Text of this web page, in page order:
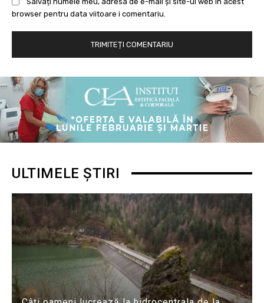
browser pentru data viitoare i comentariu.
ULTIMELE ȘTIRI